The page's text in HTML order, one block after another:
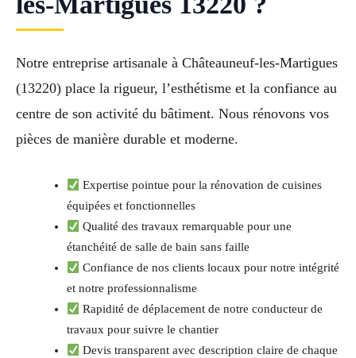
Notre entreprise artisanale à Châteauneuf-les-Martigues
(13220) place la rigueur, l’esthétisme et la confiance au
centre de son activité du bâtiment. Nous rénovons vos
pièces de manière durable et moderne.
Expertise pointue pour la rénovation de cuisines
équipées et fonctionnelles
Qualité des travaux remarquable pour une
étanchéité de salle de bain sans faille
Confiance de nos clients locaux pour notre intégrité
et notre professionnalisme
Rapidité de déplacement de notre conducteur de
travaux pour suivre le chantier
Devis transparent avec description claire de chaque